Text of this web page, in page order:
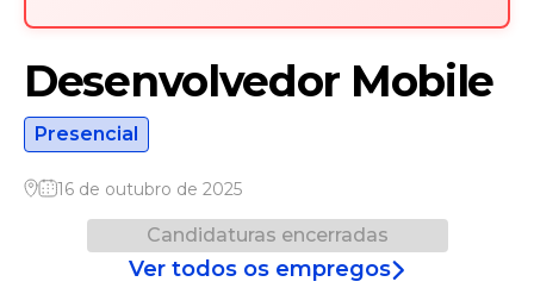
seu emprego de sonho.
Desenvolvedor Mobile
Presencial
16 de outubro de 2025
Candidaturas encerradas
Ver todos os empregos